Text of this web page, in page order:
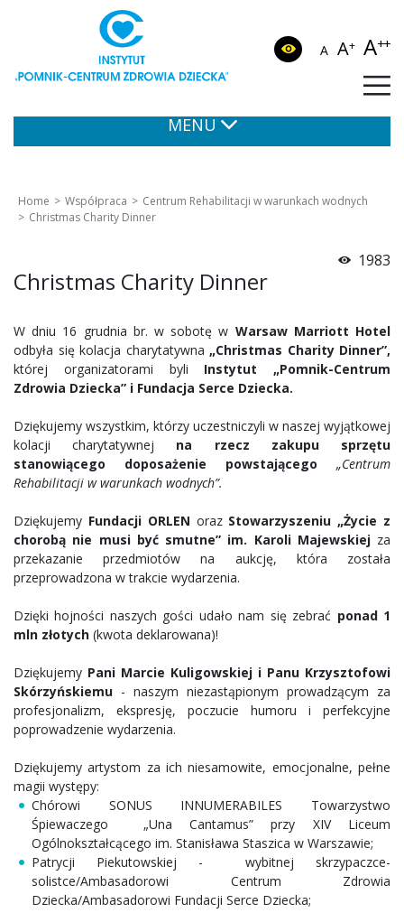
A A+ A++
MENU
Home Współpraca
Centrum Rehabilitacji w warunkach wodnych
Christmas Charity Dinner
1983
Christmas Charity Dinner
W dniu 16 grudnia br. w sobotę w Warsaw Marriott Hotel
odbyła się kolacja charytatywna „Christmas Charity Dinner”,
której organizatorami byli Instytut „Pomnik-Centrum
Zdrowia Dziecka” i Fundacja Serce Dziecka.
Dziękujemy wszystkim, którzy uczestniczyli w naszej wyjątkowej
kolacji charytatywnej na rzecz zakupu sprzętu
stanowiącego doposażenie powstającego
„Centrum
Rehabilitacji w warunkach wodnych”.
Dziękujemy Fundacji ORLEN oraz Stowarzyszeniu „Życie z
chorobą nie musi być smutne” im. Karoli Majewskiej za
przekazanie przedmiotów na aukcję, która została
przeprowadzona w trakcie wydarzenia.
Dzięki hojności naszych gości udało nam się zebrać ponad 1
mln złotych (kwota deklarowana)!
Dziękujemy Pani Marcie Kuligowskiej i Panu Krzysztofowi
Skórzyńskiemu - naszym niezastąpionym prowadzącym za
profesjonalizm, ekspresję, poczucie humoru i perfekcyjne
poprowadzenie wydarzenia.
Dziękujemy artystom za ich niesamowite, emocjonalne, pełne
magii występy:
Chórowi SONUS INNUMERABILES Towarzystwo
Śpiewaczego „Una Cantamus” przy XIV Liceum
Ogólnokształcącego im. Stanisława Staszica w Warszawie;
Patrycji Piekutowskiej - wybitnej skrzypaczce-
solistce/Ambasadorowi Centrum Zdrowia
Dziecka/Ambasadorowi Fundacji Serce Dziecka;